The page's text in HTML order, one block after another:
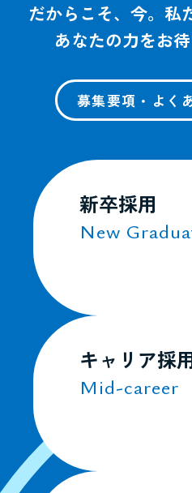
だからこそ、今。私
あなたの力をお待
募集要項・よく
新卒採用
New
キャリア採
Mid-career